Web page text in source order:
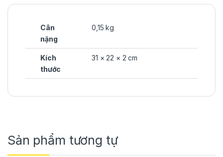
Cân
nặng
0,15 kg
Kích
thước
31 × 22 × 2 cm
Sản phẩm tương tự